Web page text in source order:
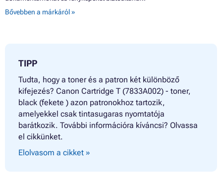
Bővebben a márkáról »
TIPP
Tudta, hogy a toner és a patron két különböző
kifejezés? Canon Cartridge T (7833A002) - toner,
black (fekete ) azon patronokhoz tartozik,
amelyekkel csak tintasugaras nyomtatója
barátkozik. További információra kíváncsi? Olvassa
el cikkünket.
Elolvasom a cikket »